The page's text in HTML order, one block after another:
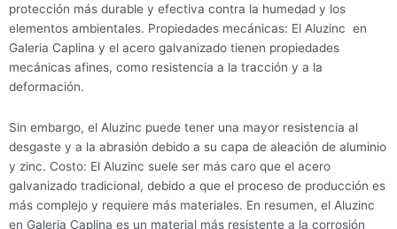
protección más durable y efectiva contra la humedad y los
elementos ambientales. Propiedades mecánicas: El Aluzinc en
Galeria Caplina y el acero galvanizado tienen propiedades
mecánicas afines, como resistencia a la tracción y a la
deformación.
Sin embargo, el Aluzinc puede tener una mayor resistencia al
desgaste y a la abrasión debido a su capa de aleación de aluminio
y zinc. Costo: El Aluzinc suele ser más caro que el acero
galvanizado tradicional, debido a que el proceso de producción es
más complejo y requiere más materiales. En resumen, el Aluzinc
en Galeria Caplina es un material más resistente a la corrosión